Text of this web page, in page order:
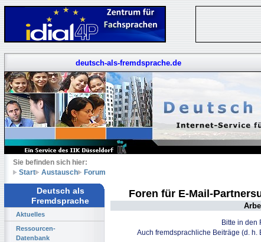
deutsch-als-fremdsprache.de
Sie befinden sich hier:
Start
Austausch Forum
Deutsch als
Fremdsprache
Aktuelles
Ressourcen-
Datenbank
Foren für E-Mail-
Bitte in den
Auch fremdsprachliche Beiträge (d.